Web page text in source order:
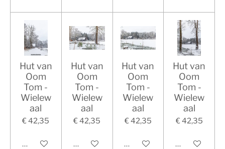
Hut van
Oom
Tom -
Wielew
aal
€ 42,35
In winkelwagen
Hut van
Oom
Tom -
Wielew
aal
€ 42,35
In winkelwagen
Hut van
Oom
Tom -
Wielew
aal
€ 42,35
In winkelwagen
Hut van
Oom
Tom -
Wielew
aal
€ 42,35
In